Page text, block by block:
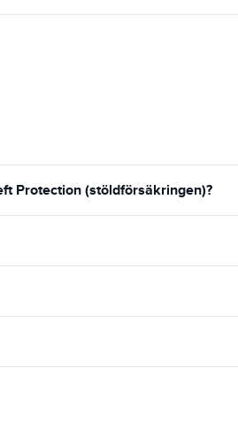
Protection (stöldförsäkringen)?